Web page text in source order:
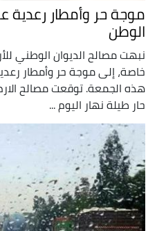
موجة حر وأمطار رعدية
الوطن
نبهت مصالح الديوان الوطني
خاصة، إلى موجة حر وأمطار
هذه الجمعة. توقعت مصالح
حار طيلة نهار اليوم ...